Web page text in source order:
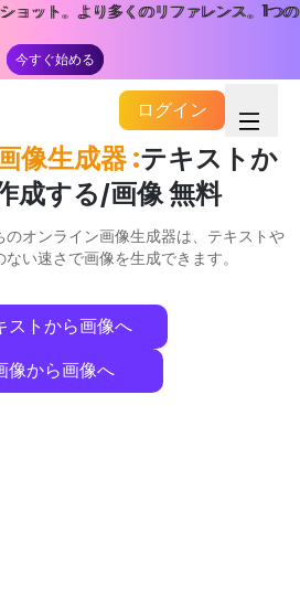
ット。より多くのリファレンス。1つの
今すぐ始める
ット。より多くのリファレンス。1つの
今すぐ始める
ログイン
私のライブラリ
像生成器 :テキストか
成する/画像 無料
オンライン画像生成器は、テキストや
い速さで画像を生成できます。
ストから画像へ
像から画像へ